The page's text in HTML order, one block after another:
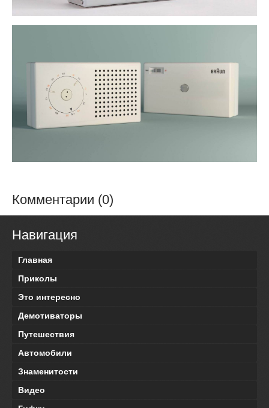
Комментарии (0)
Навигация
Главная
Приколы
Это интересно
Демотиваторы
Путешествия
Автомобили
Знаменитости
Видео